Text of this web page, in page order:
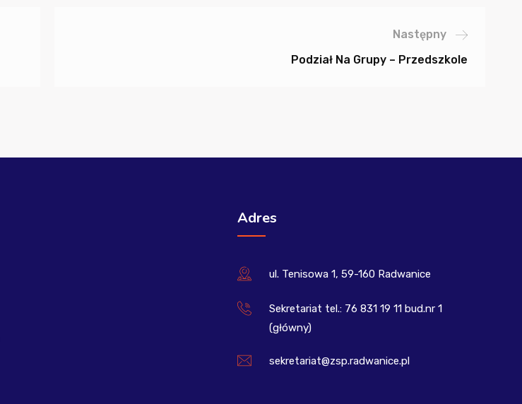
Następny
Podział Na Grupy – Przedszkole
Adres
ul. Tenisowa 1, 59-160 Radwanice
Sekretariat tel.: 76 831 19 11 bud.nr 1
(główny)
sekretariat@zsp.radwanice.pl